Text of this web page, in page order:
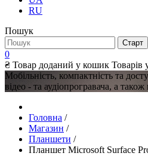
RU
Пошук
0
₴ Товар доданий у кошик Товарів
Мобільність, компактність та
відео - та аудіопрогравача, а
Головна /
Магазин /
Планшети /
Планшет Microsoft Surface